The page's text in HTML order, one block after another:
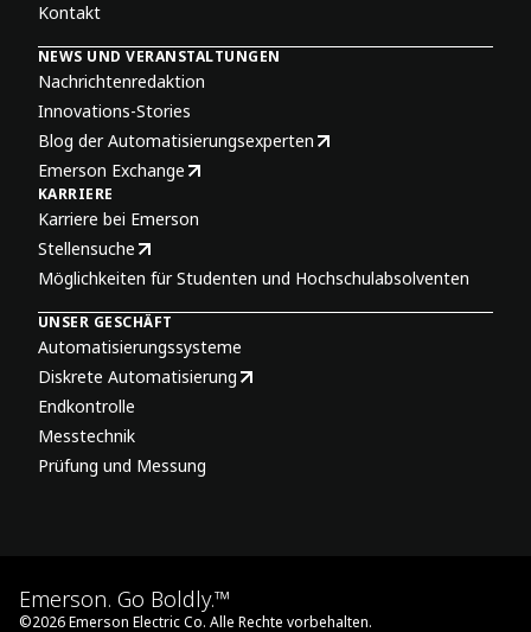
Kontakt
NEWS UND VERANSTALTUNGEN
Nachrichtenredaktion
Innovations-Stories
Blog der Automatisierungsexperten
Emerson Exchange
KARRIERE
Karriere bei Emerson
Stellensuche
Möglichkeiten für Studenten und Hochschulabsolventen
UNSER GESCHÄFT
Automatisierungssysteme
Diskrete Automatisierung
Endkontrolle
Messtechnik
Prüfung und Messung
Emerson. Go Boldly.™
©2026Emerson Electric Co. Alle Rechte vorbehalten.